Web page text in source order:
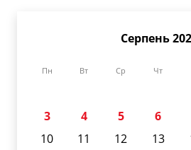
Серпень
Пн Вт Ср Чт
3
4 5 6
10
11 12 13